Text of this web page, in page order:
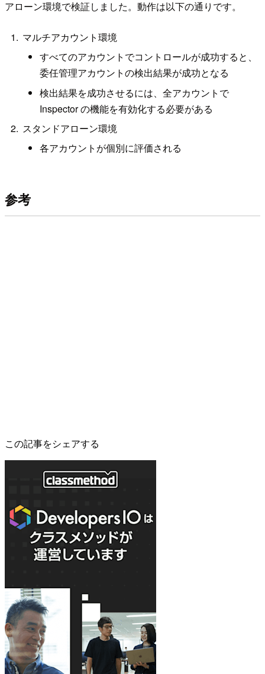
アローン環境で検証しました。動作は以下の通りです。
マルチアカウント環境
すべてのアカウントでコントロールが成功すると、
委任管理アカウントの検出結果が成功となる
検出結果を成功させるには、全アカウントで
Inspector の機能を有効化する必要がある
スタンドアローン環境
各アカウントが個別に評価される
参考
この記事をシェアする